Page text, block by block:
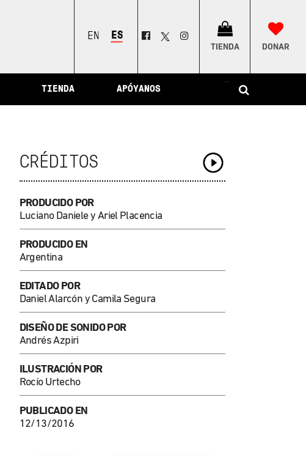
ENGLISHESPAÑOL
TIENDA DONAR
TIENDA APÓYANOS
–
CRÉDITOS
PRODUCIDO POR
Luciano Daniele y Ariel Placencia
PRODUCIDO EN
Argentina
EDITADO POR
Daniel Alarcón y Camila Segura
DISEÑO DE SONIDO POR
Andrés Azpiri
ILUSTRACIÓN POR
Rocío Urtecho
PUBLICADO EN
12/13/2016